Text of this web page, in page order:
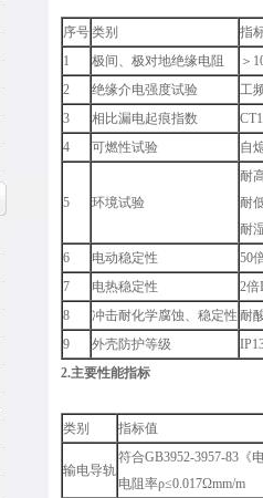
序号类别
指
1
极间、极对地绝缘电阻
＞
2
绝缘介电强度试验
工
3
相比漏电起痕指数
4
可燃性试验 自
5 环境试验
耐
耐
耐
6
电动稳定性
50
7
电热稳定性
2倍
8
冲击耐化学腐蚀、稳定性 耐
9
外壳防护等级
2.主要性能指标
类别 指标值
输电导轨
符合GB3952-3957-83《
电阻率ρ≤0.017Ωmm/m